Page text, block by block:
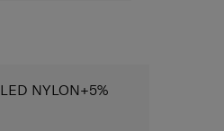
NYLON+5%